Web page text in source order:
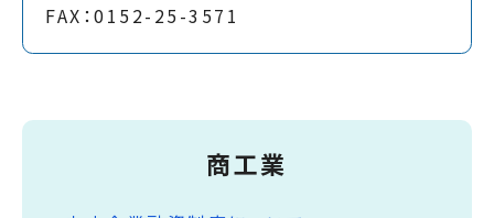
FAX：0152-25-3571
商工業